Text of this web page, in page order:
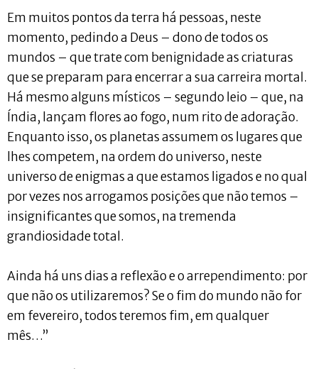
Em muitos pontos da terra há pessoas, neste
momento, pedindo a Deus – dono de todos os
mundos – que trate com benignidade as criaturas
que se preparam para encerrar a sua carreira mortal.
Há mesmo alguns místicos – segundo leio – que, na
Índia, lançam flores ao fogo, num rito de adoração.
Enquanto isso, os planetas assumem os lugares que
lhes competem, na ordem do universo, neste
universo de enigmas a que estamos ligados e no qual
por vezes nos arrogamos posições que não temos –
insignificantes que somos, na tremenda
grandiosidade total.
Ainda há uns dias a reflexão e o arrependimento: por
que não os utilizaremos? Se o fim do mundo não for
em fevereiro, todos teremos fim, em qualquer
mês…”